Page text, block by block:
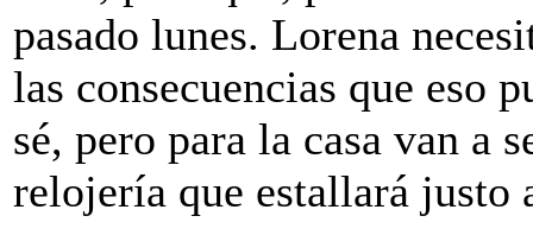
pasado lunes. Lorena
las consecuencias que eso
sé, pero para la casa van a
relojería que estallará